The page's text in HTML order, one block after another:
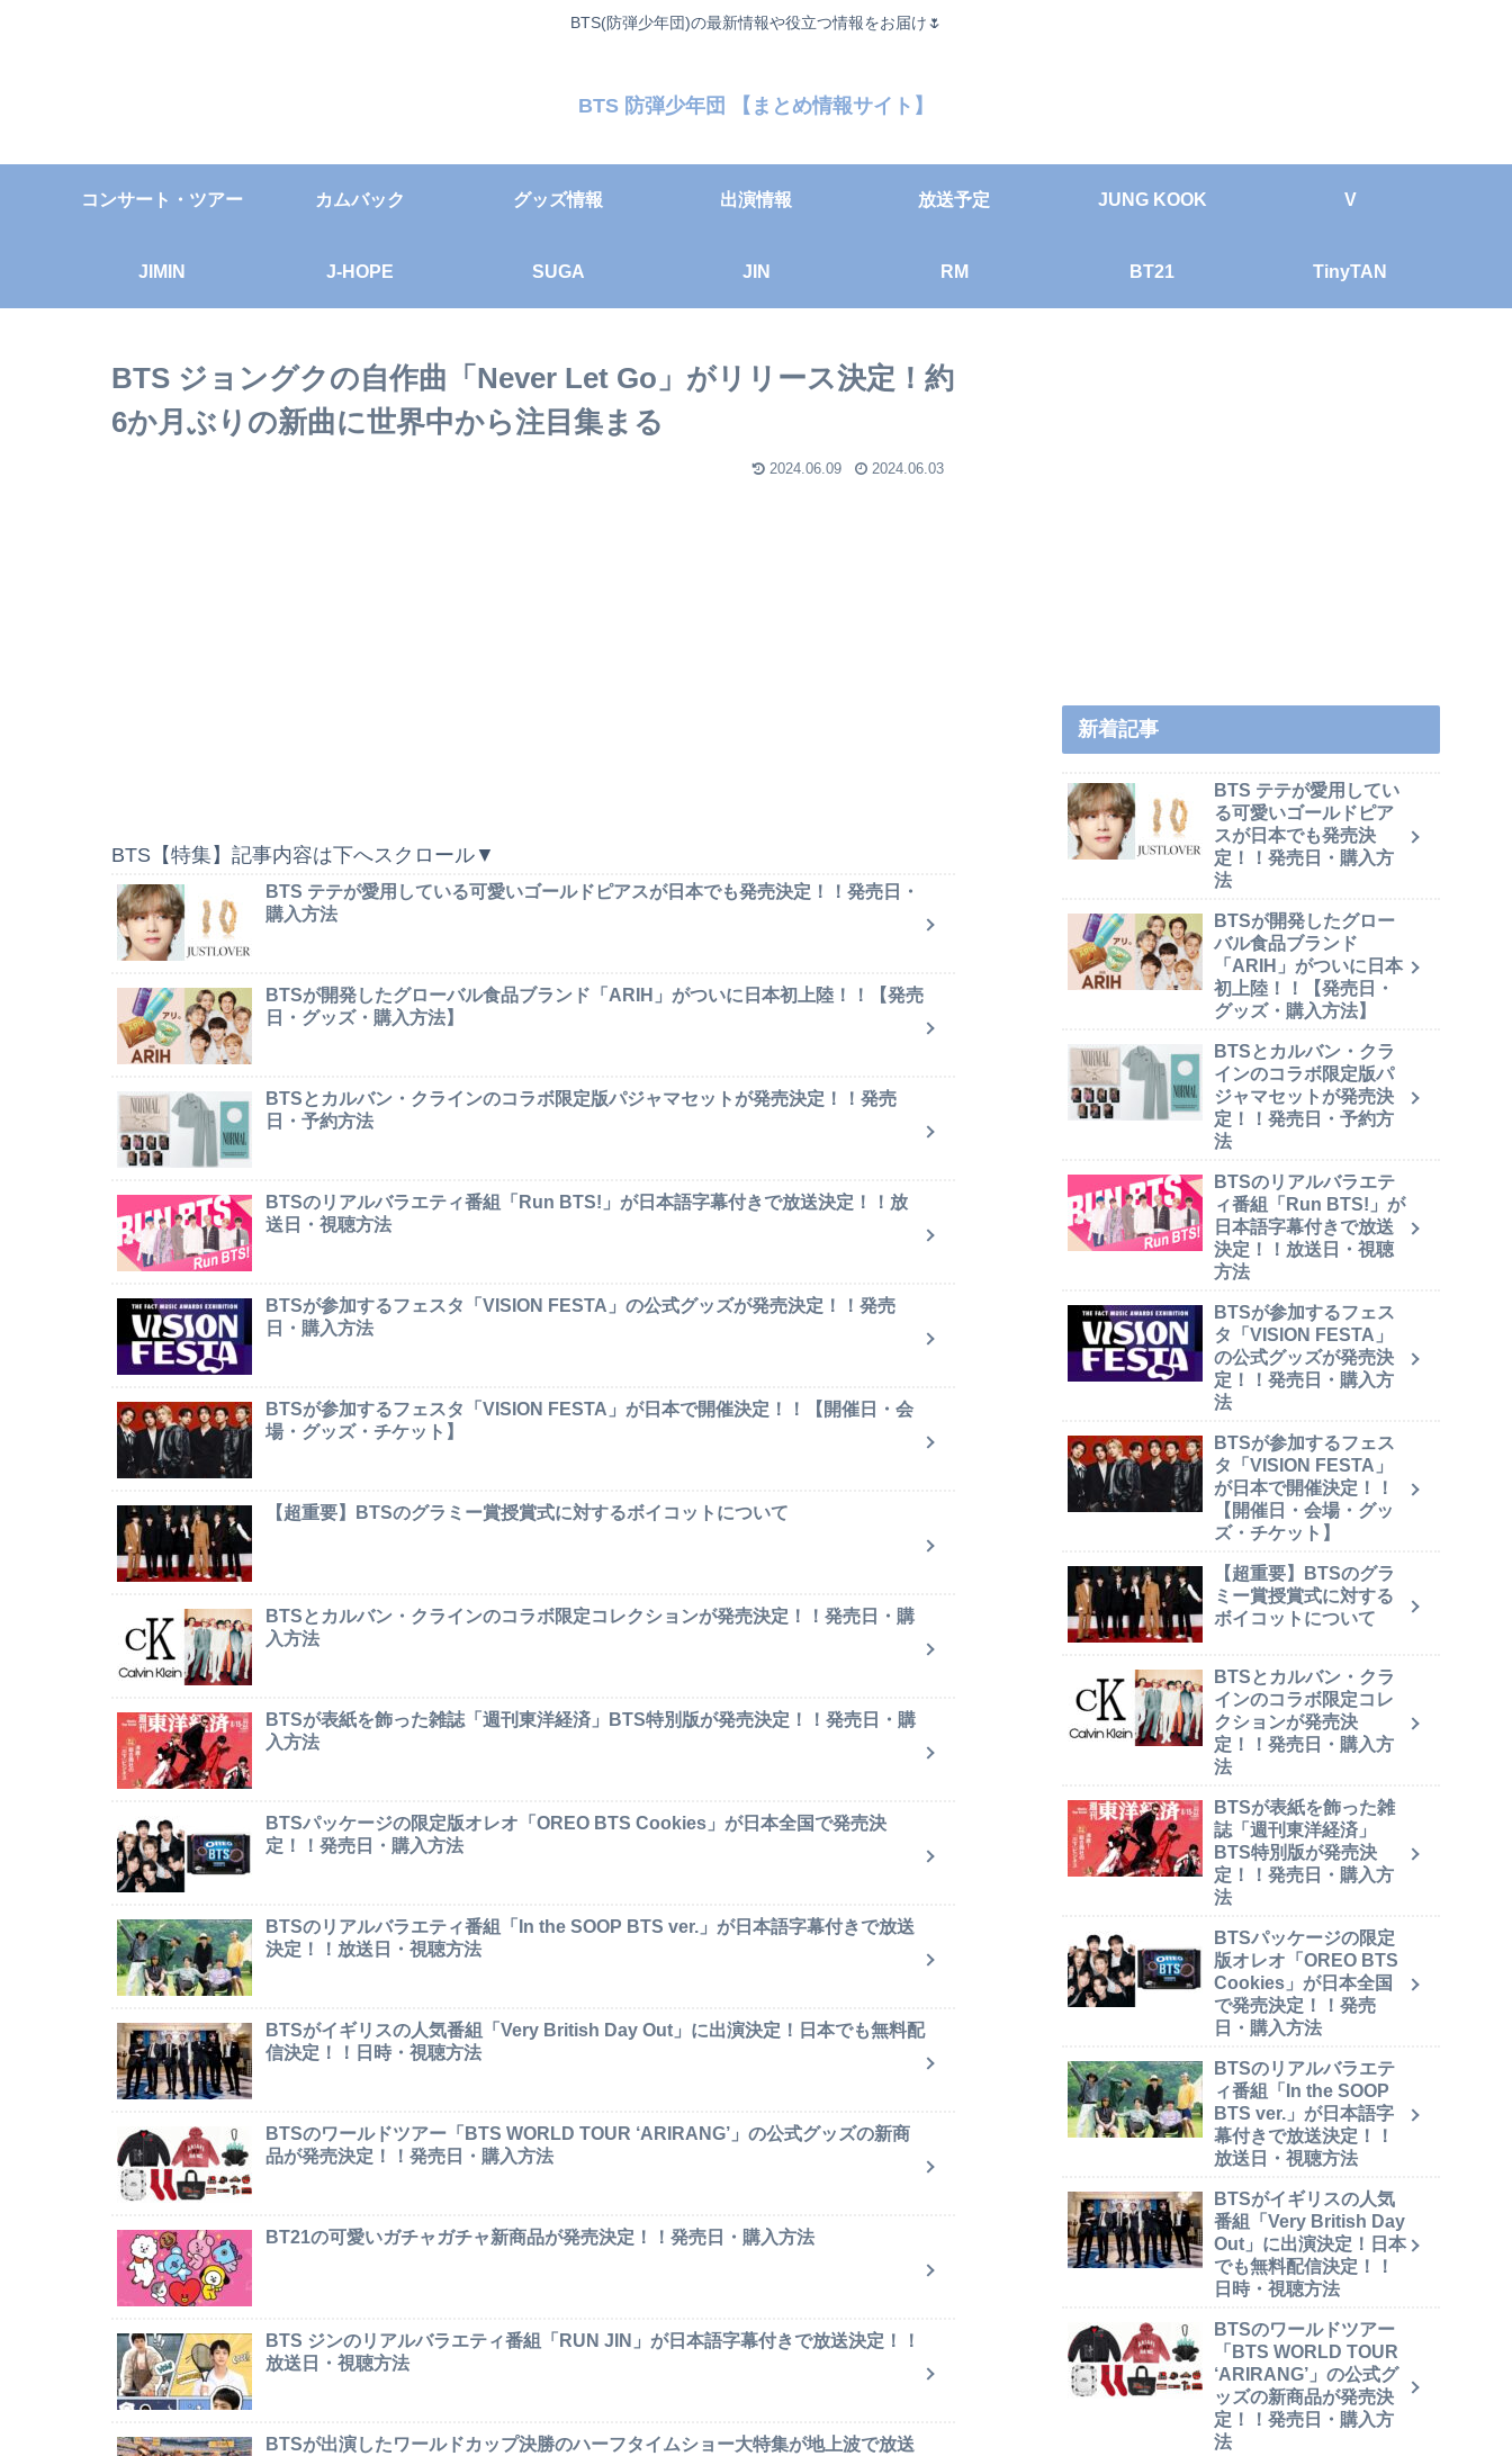
BTS(防弾少年団)の最新情報や役立つ情報をお届け🌷
BTS 防弾少年団 【まとめ情報サイト】
コンサート・ツアー カムバック グッズ情報 出演情報 放送予定 JUNG KOOK V
JIMIN J-HOPE SUGA JIN RM BT21 TinyTAN
BTS ジョングクの自作曲「Never Let Go」がリリース決定！約
6か月ぶりの新曲に世界中から注目集まる
2024.06.09 2024.06.03
BTS【特集】記事内容は下へスクロール▼
BTS テテが愛用している可愛いゴールドピアスが日本でも発売決定！！発売日・
購入方法
BTSが開発したグローバル食品ブランド「ARIH」がついに日本初上陸！！【発売
日・グッズ・購入方法】
BTSとカルバン・クラインのコラボ限定版パジャマセットが発売決定！！発売
日・予約方法
BTSのリアルバラエティ番組「Run BTS!」が日本語字幕付きで放送決定！！放
送日・視聴方法
BTSが参加するフェスタ「VISION FESTA」の公式グッズが発売決定！！発売
日・購入方法
BTSが参加するフェスタ「VISION FESTA」が日本で開催決定！！【開催日・会
場・グッズ・チケット】
【超重要】BTSのグラミー賞授賞式に対するボイコットについて
BTSとカルバン・クラインのコラボ限定コレクションが発売決定！！発売日・購
入方法
BTSが表紙を飾った雑誌「週刊東洋経済」BTS特別版が発売決定！！発売日・購
入方法
BTSパッケージの限定版オレオ「OREO BTS Cookies」が日本全国で発売決
定！！発売日・購入方法
BTSのリアルバラエティ番組「In the SOOP BTS ver.」が日本語字幕付きで放送
決定！！放送日・視聴方法
BTSがイギリスの人気番組「Very British Day Out」に出演決定！日本でも無料配
信決定！！日時・視聴方法
BTSのワールドツアー「BTS WORLD TOUR ‘ARIRANG’」の公式グッズの新商
品が発売決定！！発売日・購入方法
BT21の可愛いガチャガチャ新商品が発売決定！！発売日・購入方法
BTS ジンのリアルバラエティ番組「RUN JIN」が日本語字幕付きで放送決定！！
放送日・視聴方法
BTSが出演したワールドカップ決勝のハーフタイムショー大特集が地上波で放送
新着記事
BTS テテが愛用してい
る可愛いゴールドピア
スが日本でも発売決
定！！発売日・購入方
法
BTSが開発したグロー
バル食品ブランド
「ARIH」がついに日本
初上陸！！【発売日・
グッズ・購入方法】
BTSとカルバン・クラ
インのコラボ限定版パ
ジャマセットが発売決
定！！発売日・予約方
法
BTSのリアルバラエテ
ィ番組「Run BTS!」が
日本語字幕付きで放送
決定！！放送日・視聴
方法
BTSが参加するフェス
タ「VISION FESTA」
の公式グッズが発売決
定！！発売日・購入方
法
BTSが参加するフェス
タ「VISION FESTA」
が日本で開催決定！！
【開催日・会場・グッ
ズ・チケット】
【超重要】BTSのグラ
ミー賞授賞式に対する
ボイコットについて
BTSとカルバン・クラ
インのコラボ限定コレ
クションが発売決
定！！発売日・購入方
法
BTSが表紙を飾った雑
誌「週刊東洋経済」
BTS特別版が発売決
定！！発売日・購入方
法
BTSパッケージの限定
版オレオ「OREO BTS
Cookies」が日本全国
で発売決定！！発売
日・購入方法
BTSのリアルバラエテ
ィ番組「In the SOOP
BTS ver.」が日本語字
幕付きで放送決定！！
放送日・視聴方法
BTSがイギリスの人気
番組「Very British Day
Out」に出演決定！日本
でも無料配信決定！！
日時・視聴方法
BTSのワールドツアー
「BTS WORLD TOUR
‘ARIRANG’」の公式グ
ッズの新商品が発売決
定！！発売日・購入方
法